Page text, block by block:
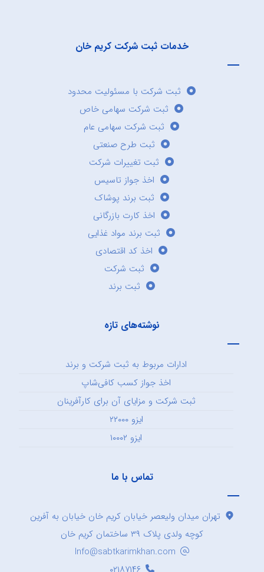
خدمات ثبت شرکت کریم خان
ثبت شرکت با مسئولیت محدود
ثبت شرکت سهامی خاص
ثبت شرکت سهامی عام
ثبت طرح صنعتی
ثبت تغییرات شرکت
اخذ جواز تاسیس
ثبت برند پوشاک
اخذ کارت بازرگانی
ثبت برند مواد غذایی
اخذ کد اقتصادی
ثبت شرکت
ثبت برند
نوشته‌های تازه
ادارات مربوط به ثبت شرکت و برند
اخذ جواز کسب کافی‌شاپ
ثبت شرکت و مزایای آن برای کارآفرینان
ایزو ۲۲۰۰۰
ایزو ۱۰۰۰۲
تماس با ما
تهران میدان ولیعصر خیابان کریم خان خیابان به آفرین
کوچه ولدی پلاک ۳۹ ساختمان کریم خان
Info@sabtkarimkhan.com